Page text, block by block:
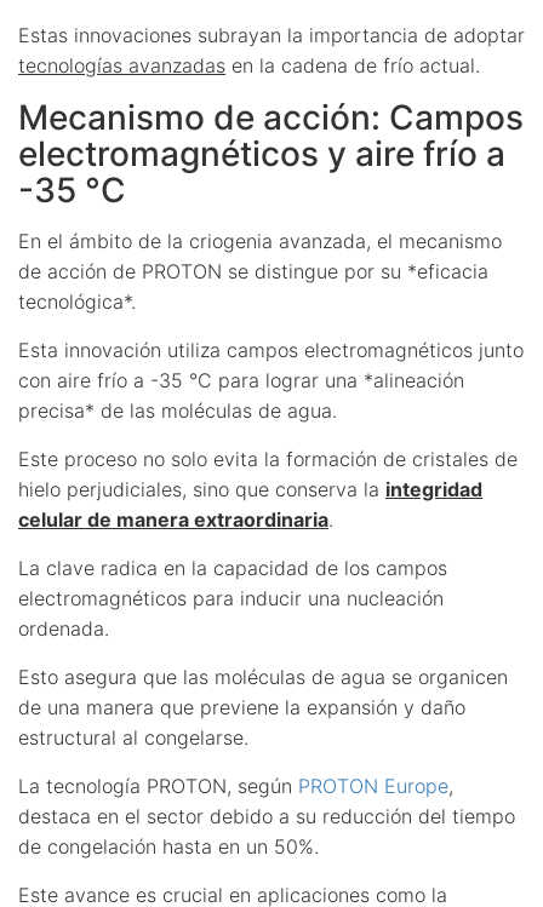
Estas innovaciones subrayan la importancia de adoptar
tecnologías avanzadas en la cadena de frío actual.
Mecanismo de acción: Campos
electromagnéticos y aire frío a
-35 °C
En el ámbito de la criogenia avanzada, el mecanismo
de acción de PROTON se distingue por su *eficacia
tecnológica*.
Esta innovación utiliza campos electromagnéticos junto
con aire frío a -35 °C para lograr una *alineación
precisa* de las moléculas de agua.
Este proceso no solo evita la formación de cristales de
hielo perjudiciales, sino que conserva la integridad
celular de manera extraordinaria.
La clave radica en la capacidad de los campos
electromagnéticos para inducir una nucleación
ordenada.
Esto asegura que las moléculas de agua se organicen
de una manera que previene la expansión y daño
estructural al congelarse.
La tecnología PROTON, según PROTON Europe,
destaca en el sector debido a su reducción del tiempo
de congelación hasta en un 50%.
Este avance es crucial en aplicaciones como la